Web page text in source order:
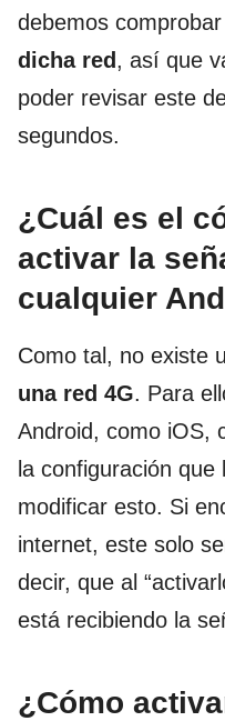
debemos
dicha red , así que
poder revisar este
segundos.
¿Cuál es el
activar la
cualquier
Como tal, no existe
una red 4G. Para
Android, como iOS,
la configuración
modificar esto. Si
internet, este solo
decir, que al
está recibiendo la
¿Cómo